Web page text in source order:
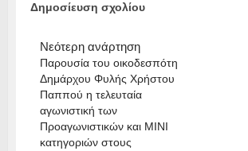
Δημοσίευση σχολίου
Νεότερη ανάρτηση
Παρουσία του οικοδεσπότη
Δημάρχου Φυλής Χρήστου
Παππού η τελευταία
αγωνιστική των
Προαγωνιστικών και ΜΙΝΙ
κατηγοριών στους